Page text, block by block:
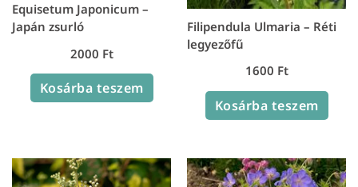
Equisetum Japonicum –
Japán zsurló
2000 Ft
Kosárba teszem
Filipendula Ulmaria – Réti
legyezőfű
1600 Ft
Kosárba teszem